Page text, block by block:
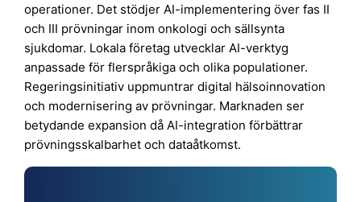
operationer. Det stödjer AI-implementering över fas II
och III prövningar inom onkologi och sällsynta
sjukdomar. Lokala företag utvecklar AI-verktyg
anpassade för flerspråkiga och olika populationer.
Regeringsinitiativ uppmuntrar digital hälsoinnovation
och modernisering av prövningar. Marknaden ser
betydande expansion då AI-integration förbättrar
prövningsskalbarhet och dataåtkomst.